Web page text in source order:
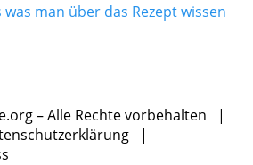
was man über das Rezept wissen
– Alle Rechte vorbehalten |
|